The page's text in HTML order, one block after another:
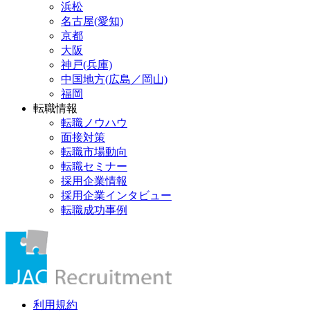
浜松
名古屋(愛知)
京都
大阪
神戸(兵庫)
中国地方(広島／岡山)
福岡
転職情報
転職ノウハウ
面接対策
転職市場動向
転職セミナー
採用企業情報
採用企業インタビュー
転職成功事例
利用規約